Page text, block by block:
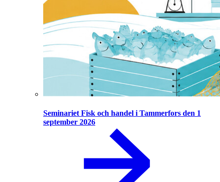
Seminariet Fisk och handel i Tammerfors den 1
september 2026